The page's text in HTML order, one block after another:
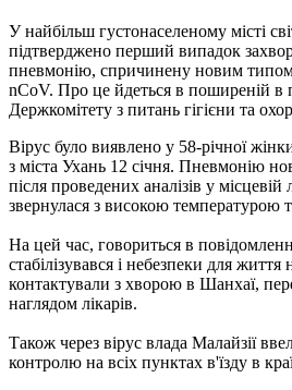
У найбільш густонаселеному місті
підтверджено перший випадок
пневмонію, спричинену новим типом
nCoV. Про це йдеться в поширеній в
Держкомітету з питань гігієни та
Вірус було виявлено у 58-річної
з міста Ухань 12 січня. Пневмонію
після проведених аналізів у місцевій
звернулася з високою
На цей час, говориться в
стабілізувався і небезпеки для
контактували з хворою в Шанхаї,
наглядом лікарів.
Також через вірус влада Малайзії
контролю на всіх пунктах в'їзду в